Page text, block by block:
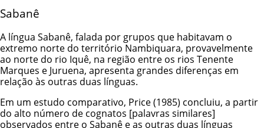
Sabanê
A língua Sabanê, falada por grupos que habitavam o
extremo norte do território Nambiquara, provavelmente
ao norte do rio Iquê, na região entre os rios Tenente
Marques e Juruena, apresenta grandes diferenças em
relação às outras duas línguas.
Em um estudo comparativo, Price (1985) concluiu, a partir
do alto número de cognatos [palavras similares]
observados entre o Sabanê e as outras duas línguas